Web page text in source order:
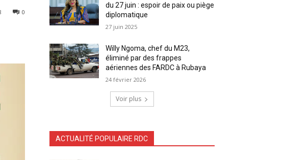
0
du 27 juin : espoir de paix ou piège
diplomatique
27 juin 2025
Willy Ngoma, chef du M23,
éliminé par des frappes
aériennes des FARDC à Rubaya
24 février 2026
Voir plus
ACTUALITÉ POPULAIRE RDC